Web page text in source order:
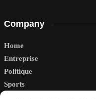
Company
Home
Entreprise
Politique
Sports